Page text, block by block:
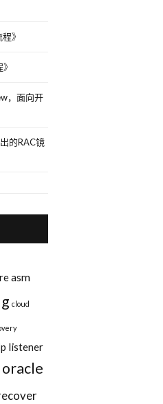
程》
》
，面向开
的RAC镜
asm
cloud
listener
oracle